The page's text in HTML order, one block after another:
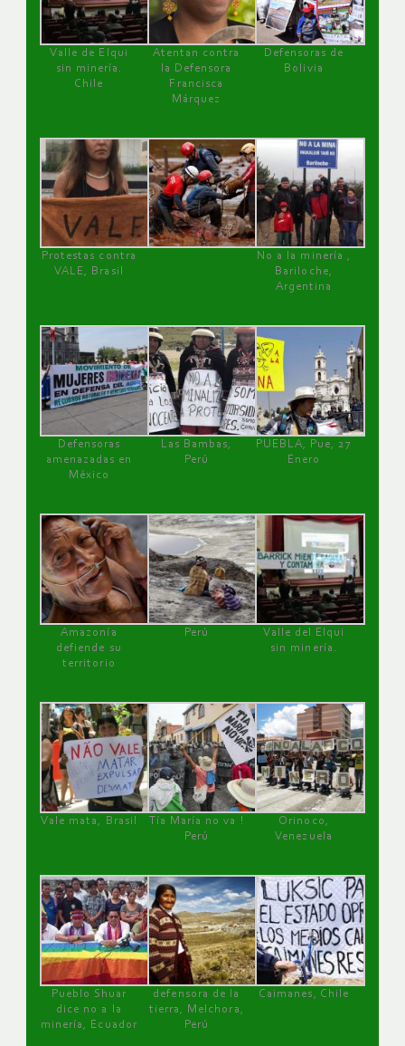
Valle de Elqui
sin minería.
Chile
Atentan contra
la Defensora
Francisca
Márquez
Defensoras de
Bolivia
Protestas contra
VALE, Brasil
No a la minería ,
Bariloche,
Argentina
Defensoras
amenazadas en
México
Las Bambas,
Perú
PUEBLA, Pue, 27
Enero
Amazonía
defiende su
territorio
Perú
Valle del Elqui
sin minería.
Vale mata, Brasil
Tía María no va !
Perú
Orinoco,
Venezuela
Pueblo Shuar
dice no a la
minería, Ecuador
defensora de la
tierra, Melchora,
Perú
Caimanes, Chile